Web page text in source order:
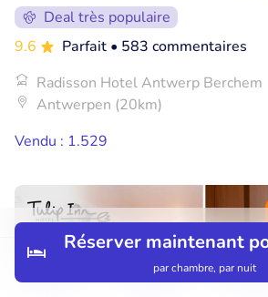
Rechercher
Réserver maintenant
par chambre, par nuit
Deal très populaire
9.6
Parfait • 583 commentaires
Radisson Hotel Antwerp Berchem
Antwerpen (20km)
Vendu : 1.529